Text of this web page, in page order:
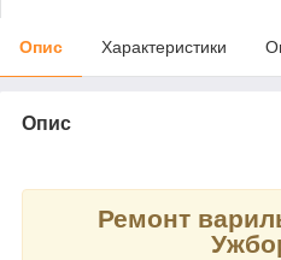
Опис Характеристики
Опис
Ремонт